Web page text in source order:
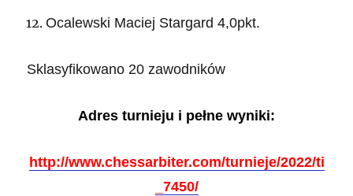
Ocalewski Maciej Stargard 4,0pkt.
Sklasyfikowano 20 zawodników
Adres turnieju i pełne wyniki:
http://www.chessarbiter.com/turnieje/2022/ti
_7450/